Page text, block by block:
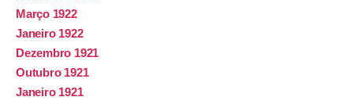
Março 1922
Janeiro 1922
Dezembro 1921
Outubro 1921
Janeiro 1921